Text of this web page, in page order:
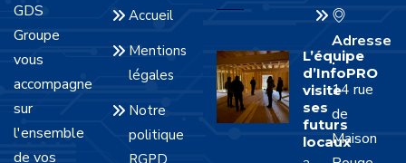
GDS
Groupe
vous
accompagne
sur
l'ensemble
de vos
Accueil
Mentions
légales
Notre
politique
RGPD
L’équipe
d’InfoPRO
visite
ses
futurs
locaux
Adresse
:
14 rue
de
Maison